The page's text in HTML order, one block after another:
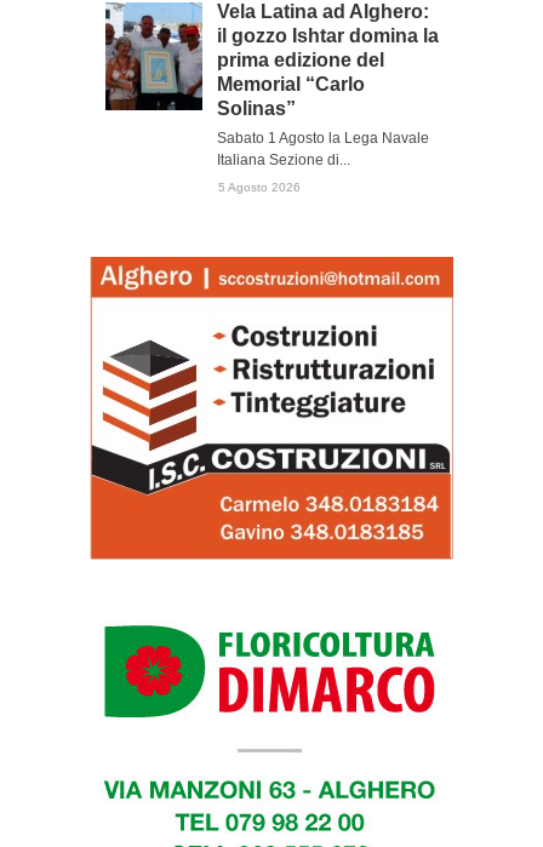
Vela Latina ad Alghero:
il gozzo Ishtar domina la
prima edizione del
Memorial “Carlo
Solinas”
Sabato 1 Agosto la Lega Navale
Italiana Sezione di...
5 Agosto 2026